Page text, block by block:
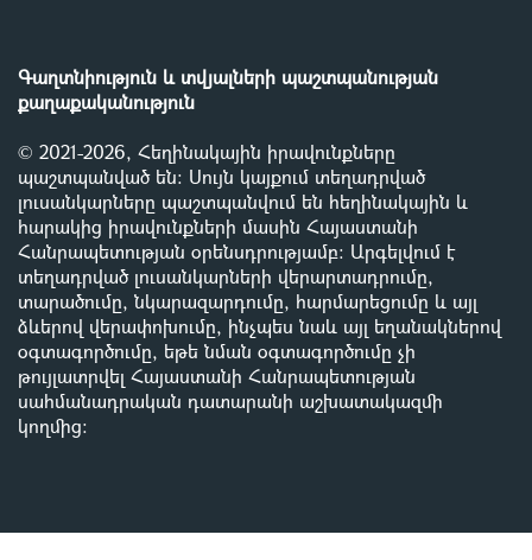
Գաղտնիություն և տվյալների պաշտպանության
քաղաքականություն
© 2021-2026, Հեղինակային իրավունքները
պաշտպանված են: Սույն կայքում տեղադրված
լուսանկարները պաշտպանվում են հեղինակային և
հարակից իրավունքների մասին Հայաստանի
Հանրապետության օրենսդրությամբ: Արգելվում է
տեղադրված լուսանկարների վերարտադրումը,
տարածումը, նկարազարդումը, հարմարեցումը և այլ
ձևերով վերափոխումը, ինչպես նաև այլ եղանակներով
օգտագործումը, եթե նման օգտագործումը չի
թույլատրվել Հայաստանի Հանրապետության
սահմանադրական դատարանի աշխատակազմի
կողմից: